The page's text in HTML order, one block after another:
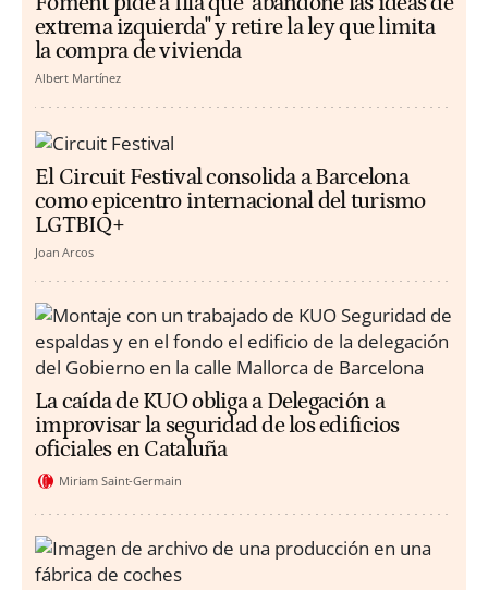
extrema izquierda" y retire la ley que limita
la compra de vivienda
Albert Martínez
El Circuit Festival consolida a Barcelona
como epicentro internacional del turismo
LGTBIQ+
Joan Arcos
La caída de KUO obliga a Delegación a
improvisar la seguridad de los edificios
oficiales en Cataluña
Miriam Saint-Germain